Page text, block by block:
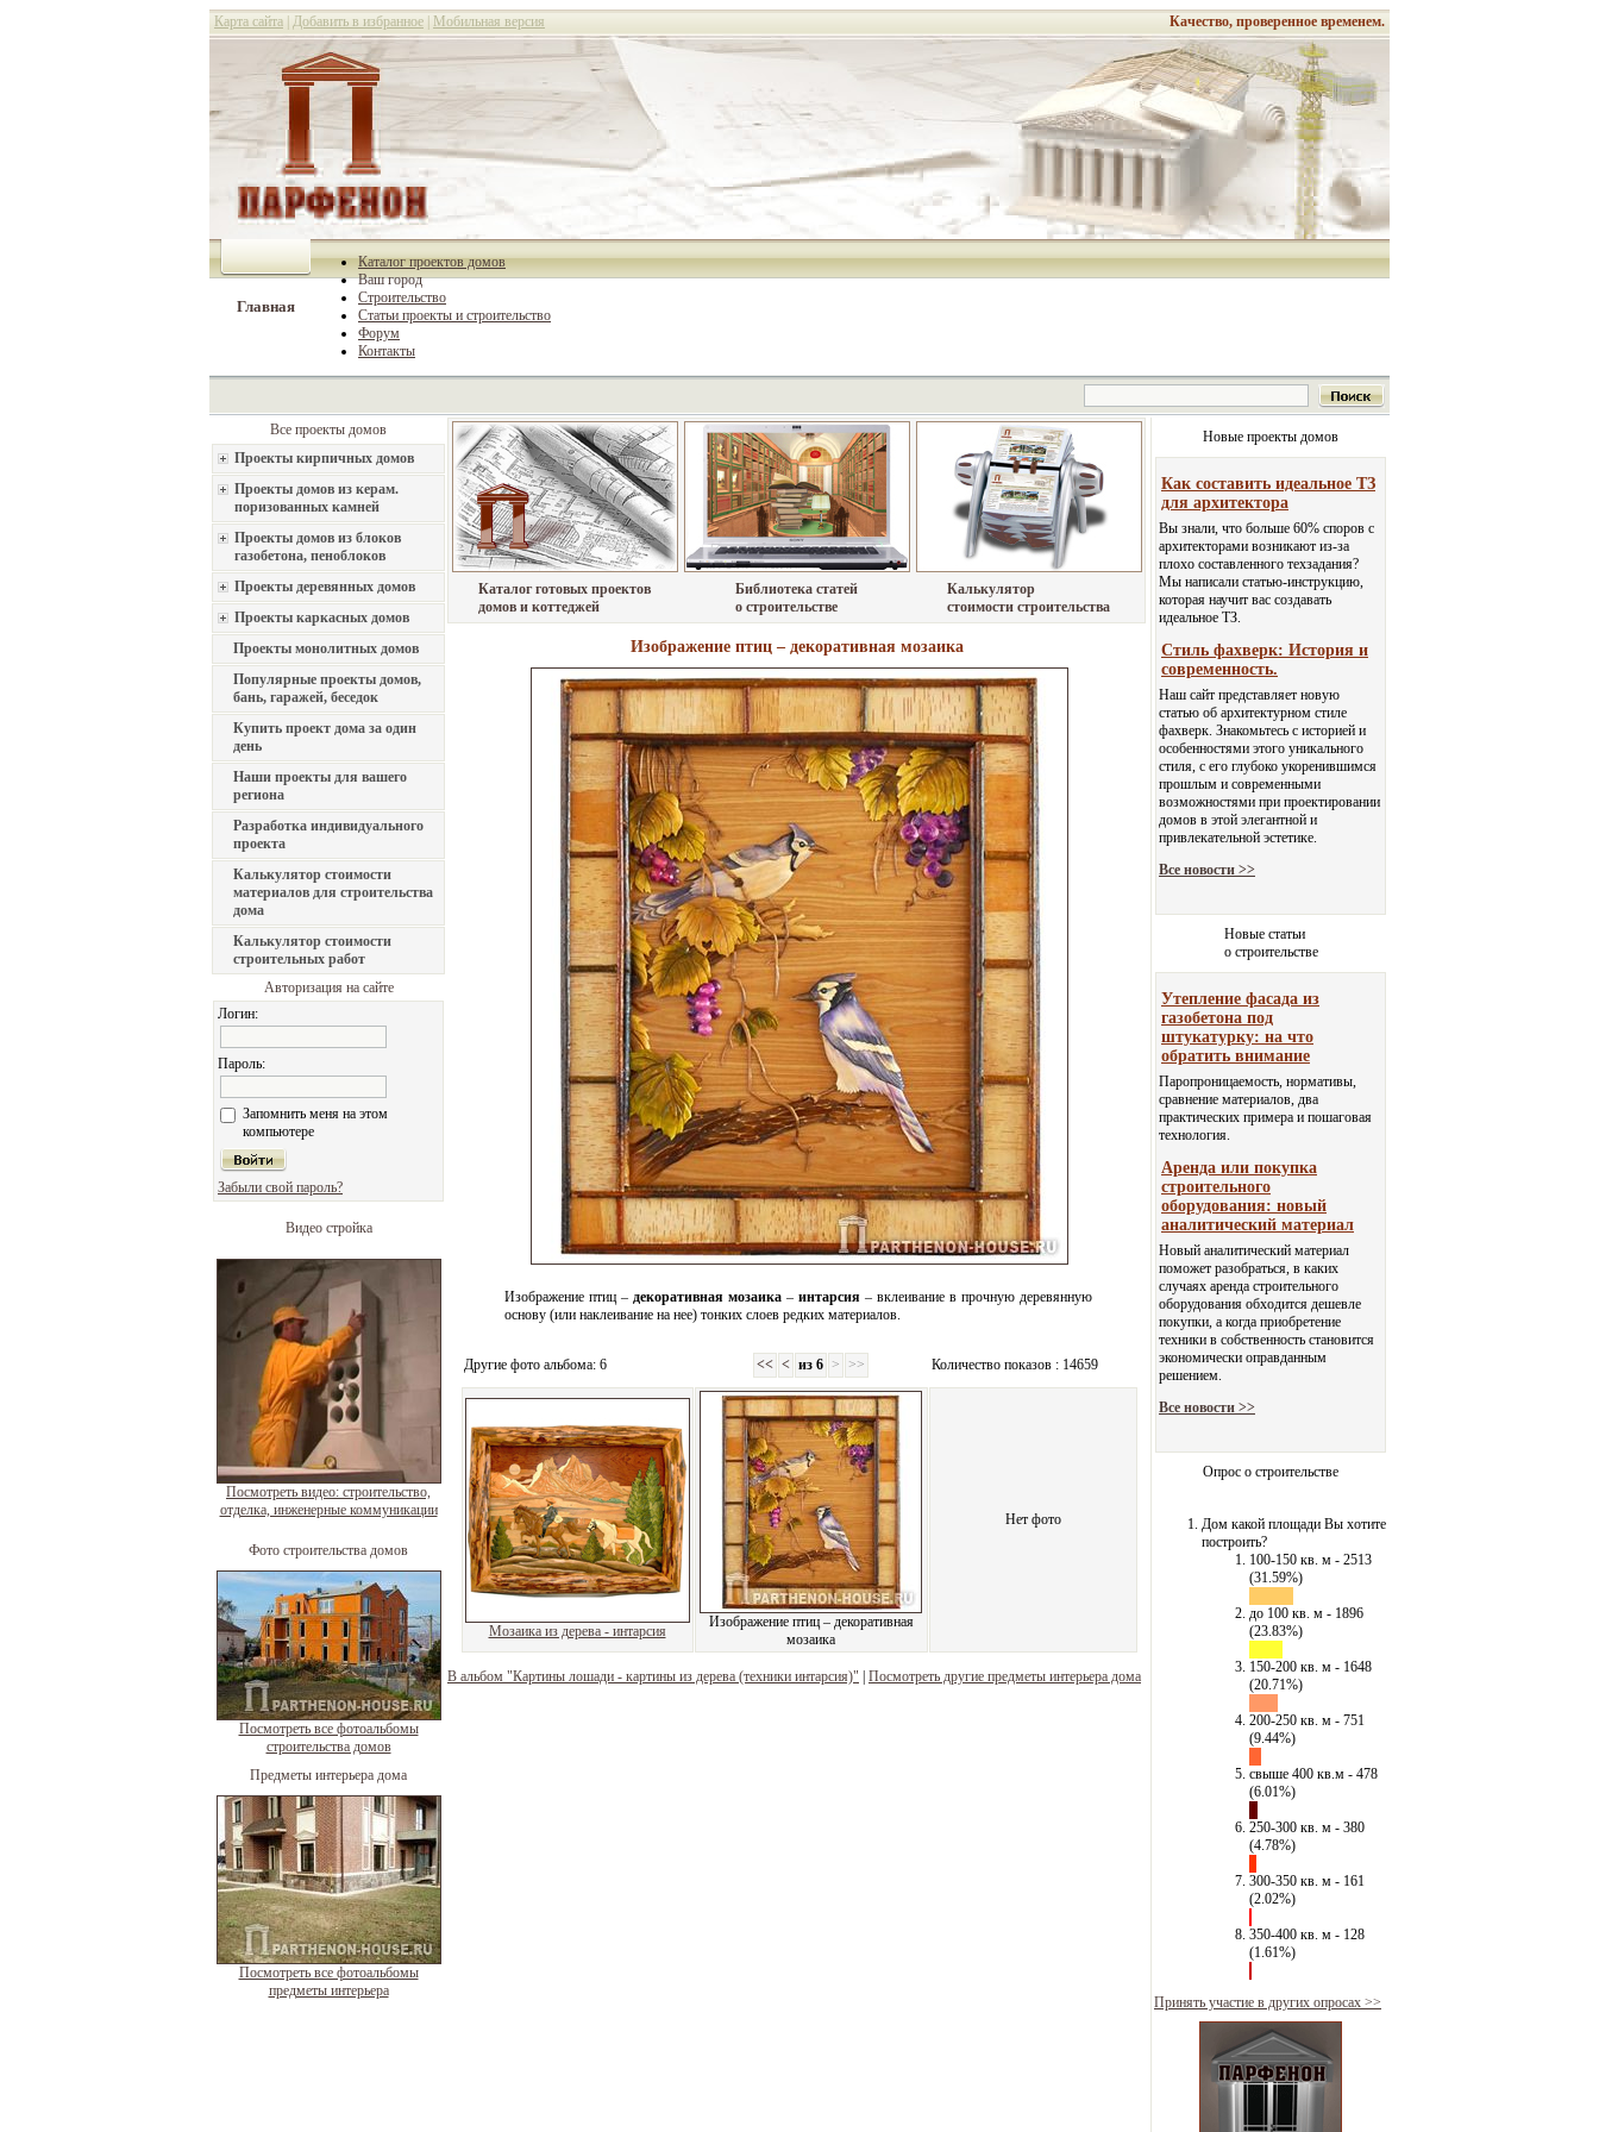
Карта сайта Добавить в избранное Мобильная версия Качество, проверенное временем.
Главная
Каталог проектов домов
Ваш город
Строительство
Статьи проекты и строительство
Форум
Контакты
Все проекты домов
Проекты кирпичных домов
Проекты домов из керам.
поризованных камней
Проекты домов из блоков
газобетона, пеноблоков
Проекты деревянных домов
Проекты каркасных домов
Проекты монолитных домов
Популярные проекты домов,
бань, гаражей, беседок
Купить проект дома за один
день
Наши проекты для вашего
региона
Разработка индивидуального
проекта
Калькулятор стоимости
материалов для строительства
дома
Калькулятор стоимости
строительных работ
Авторизация на сайте
Логин:
Пароль:
Запомнить меня на этом
компьютере
Забыли свой пароль?
Видео стройка
Посмотреть видео: строительство,
отделка, инженерные коммуникации
Фото строительства домов
Посмотреть все фотоальбомы
строительства домов
Предметы интерьера дома
Посмотреть все фотоальбомы
предметы интерьера
Каталог готовых проектов
домов и коттеджей
Библиотека статей
о строительстве
Калькулятор
стоимости строительства
Изображение птиц – декоративная мозаика
Изображение птиц – декоративная мозаика– интарсия – вклеивание в прочную деревянную
основу (или наклеивание на нее) тонких слоев редких материалов.
Другие фото альбома: 6 << < из 6 > >> Количество показов : 14659
Мозаика из дерева - интарсия
Изображение птиц – декоративная
мозаика
Нет фото
В альбом "Картины лошади - картины из дерева (техники интарсия)" Посмотреть другие предметы интерьера дома
Новые проекты домов
Как составить идеальное ТЗ
для архитектора
Вы знали, что больше 60% споров с
архитекторами возникают из-за
плохо составленного техзадания?
Мы написали статью-инструкцию,
которая научит вас создавать
идеальное ТЗ.
Стиль фахверк: История и
современность.
Наш сайт представляет новую
статью об архитектурном стиле
фахверк. Знакомьтесь с историей и
особенностями этого уникального
стиля, с его глубоко укоренившимся
прошлым и современными
возможностями при проектировании
домов в этой элегантной и
привлекательной эстетике.
Все новости >>
Новые статьи
о строительстве
Утепление фасада из
газобетона под
штукатурку: на что
обратить внимание
Паропроницаемость, нормативы,
сравнение материалов, два
практических примера и пошаговая
технология.
Аренда или покупка
строительного
оборудования: новый
аналитический материал
Новый аналитический материал
поможет разобраться, в каких
случаях аренда строительного
оборудования обходится дешевле
покупки, а когда приобретение
техники в собственность становится
экономически оправданным
решением.
Все новости >>
Опрос о строительстве
Дом какой площади Вы хотите
построить?
100-150 кв. м - 2513
(31.59%)
до 100 кв. м - 1896
(23.83%)
150-200 кв. м - 1648
(20.71%)
200-250 кв. м - 751
(9.44%)
свыше 400 кв.м - 478
(6.01%)
250-300 кв. м - 380
(4.78%)
300-350 кв. м - 161
(2.02%)
350-400 кв. м - 128
(1.61%)
Принять участие в других опросах >>